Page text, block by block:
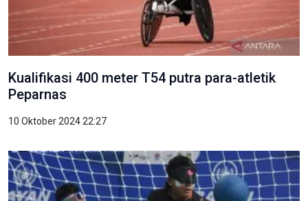
Kualifikasi 400 meter T54 putra para-atletik
Peparnas
10 Oktober 2024 22:27